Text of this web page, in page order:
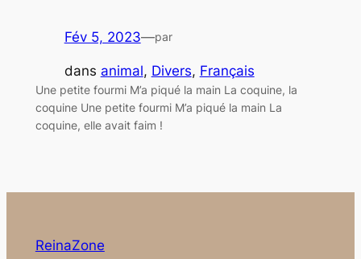
Fév 5, 2023—par
dans animal, Divers, Français
Une petite fourmi M’a piqué la main La coquine, la
coquine Une petite fourmi M’a piqué la main La
coquine, elle avait faim !
ReinaZone